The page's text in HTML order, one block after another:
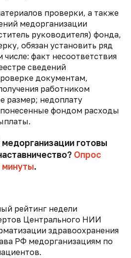
проверки, а также
медорганизации
руководителя) фонда,
обязан установить ряд
числе: факт несоответствия
сведений
документам,
работником
размер; недоплату
фондом расходы
готовы
Опрос
минуты.
рейтинг недели
Центрального НИИ
здравоохранения
РФ медорганизациям по